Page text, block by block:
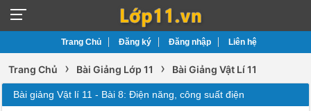
Trang Chủ Đăng ký Đăng nhập Liên hệ
Trang Chủ › Bài Giảng Lớp 11 › Bài Giảng Vật Lí 11
Bài giảng Vật lí 11 - Bài 8: Điện năng, công suất điện